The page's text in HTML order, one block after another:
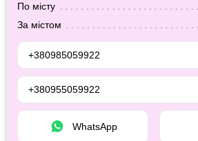
По місту
За містом
+380985059922
+380955059922
WhatsApp